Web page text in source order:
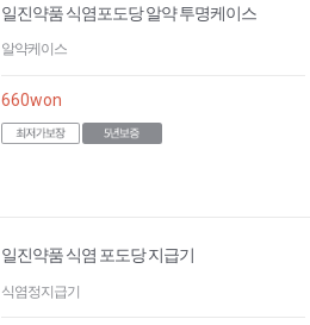
일진약품 식염포도당 알약 투명케이스
알약케이스
660won
일진약품 식염 포도당 지급기
식염정지급기